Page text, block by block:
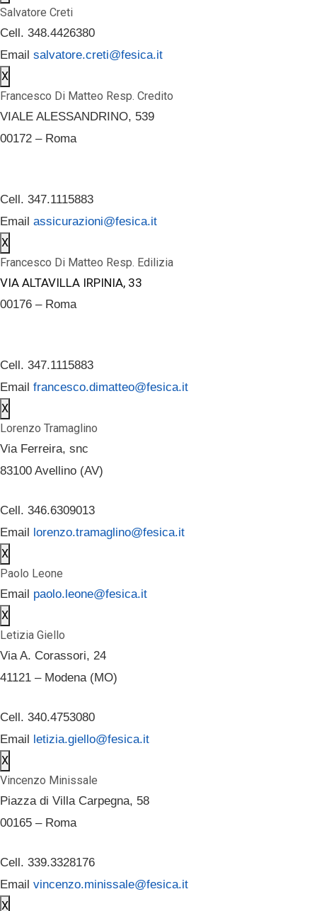
Salvatore Creti
Cell. 348.4426380
Email salvatore.creti@fesica.it
X
Francesco Di Matteo Resp. Credito
VIALE ALESSANDRINO, 539
00172 – Roma
Cell. 347.1115883
Email assicurazioni@fesica.it
X
Francesco Di Matteo Resp. Edilizia
VIA ALTAVILLA IRPINIA, 33
00176 – Roma
Cell. 347.1115883
Email francesco.dimatteo@fesica.it
X
Lorenzo Tramaglino
Via Ferreira, snc
83100 Avellino (AV)
Cell. 346.6309013
Email lorenzo.tramaglino@fesica.it
X
Paolo Leone
Email paolo.leone@fesica.it
X
Letizia Giello
Via A. Corassori, 24
41121 – Modena (MO)
Cell. 340.4753080
Email letizia.giello@fesica.it
X
Vincenzo Minissale
Piazza di Villa Carpegna, 58
00165 – Roma
Cell. 339.3328176
Email vincenzo.minissale@fesica.it
X